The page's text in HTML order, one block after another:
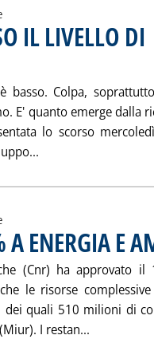
IL LIVELLO DI
basso. Colpa,
E' quanto emerge dalla
lo scorso
ENERGIA E
(Cnr) ha approvato
le risorse
quali 510 milioni di
I restan...